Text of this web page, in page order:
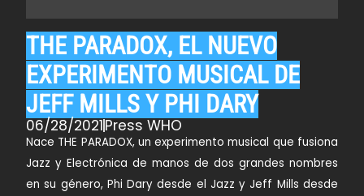
THE PARADOX, EL NUEVO
EXPERIMENTO MUSICAL DE
JEFF MILLS Y PHI DARY
06/28/2021Press WHO
Nace THE PARADOX, un experimento musical que fusiona
Jazz y Electrónica de manos de dos grandes nombres
en su género, Phi Dary desde el Jazz y Jeff Mills desde